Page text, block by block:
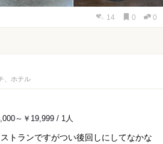
14 0 0
、ホテル
～￥19,999 / 1人
トランですがつい後回しにしてなかな